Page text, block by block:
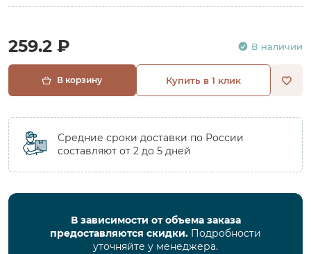
259.2 ₽ В наличии
В корзину Купить в 1 клик
Средние сроки доставки по России
составляют от 2 до 5 дней
В зависимости от объема заказа
предоставляются скидки. Подробности
уточняйте у менеджера.